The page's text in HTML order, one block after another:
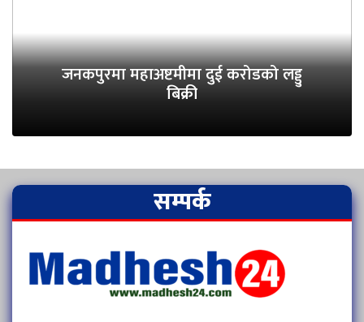
जनकपुरमा महाअष्टमीमा दुई करोडको लड्डु
बिक्री
सम्पर्क